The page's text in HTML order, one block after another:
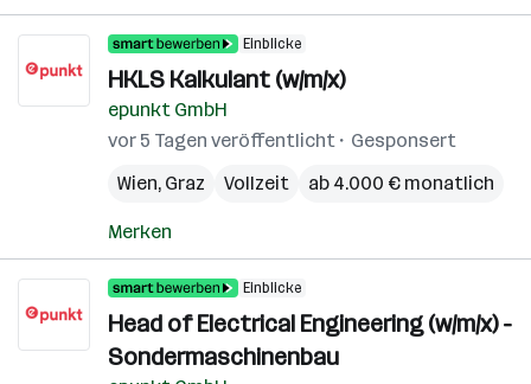
Einblicke
HKLS Kalkulant (w/m/x)
epunkt GmbH
vor 5 Tagen veröffentlicht
Gesponsert
Wien, Graz Vollzeit ab 4.000 € monatlich
Merken
Einblicke
Head of Electrical Engineering (w/m/x) -
Sondermaschinenbau